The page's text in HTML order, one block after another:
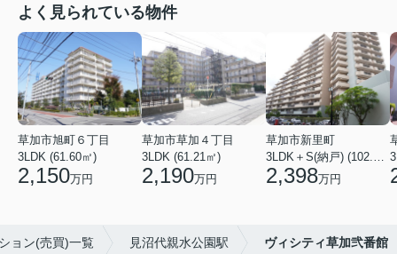
よく見られている物件
草加市旭町６丁目
3LDK (61.60㎡)
2,150万円
草加市草加４丁目
3LDK (61.21㎡)
2,190万円
草加市新里町
2,398万円
ョン(売買)一覧 見沼代親水公園駅 ヴィシティ草加弐番館